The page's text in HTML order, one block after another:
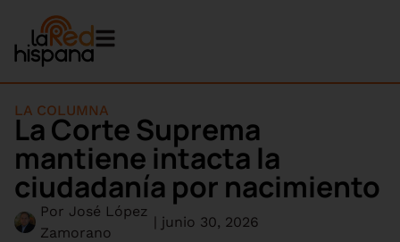
LA COLUMNA
La Corte Suprema
mantiene intacta la
ciudadanía por nacimiento
Por José López
Zamorano
| junio 30, 2026